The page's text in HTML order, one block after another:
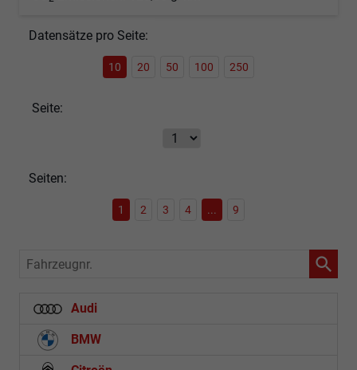
Datensätze pro Seite:
10 20 50 100 250
Seite:
Seiten:
1 2 3 4 ... 9
Fahrzeugnr.
Audi
BMW